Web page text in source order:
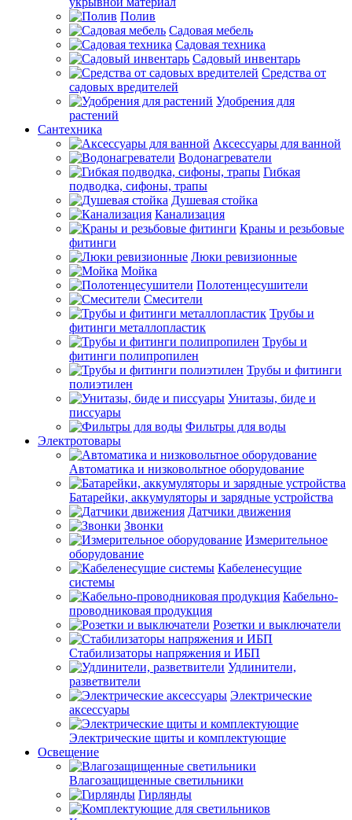
Полив
Садовая мебель
Садовая техника
Садовый инвентарь
Средства от
садовых вредителей
Удобрения для
растений
Сантехника
Аксессуары для ванной
Водонагреватели
Гибкая
подводка, сифоны, трапы
Душевая стойка
Канализация
Краны и резьбовые
фитинги
Люки ревизионные
Мойка
Полотенцесушители
Смесители
Трубы и
фитинги металлопластик
Трубы и
фитинги полипропилен
Трубы и фитинги
полиэтилен
Унитазы, биде и
писсуары
Фильтры для воды
Электротовары
Автоматика и низковольтное оборудование
Батарейки, аккумуляторы и зарядные устройства
Датчики движения
Звонки
Измерительное
оборудование
Кабеленесущие
системы
Кабельно-
проводниковая продукция
Розетки и выключатели
Стабилизаторы напряжения и ИБП
Удлинители,
разветвители
Электрические
аксессуары
Электрические щиты и комплектующие
Освещение
Влагозащищенные светильники
Гирлянды